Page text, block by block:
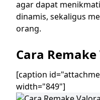
agar dapat
dinamis, sekaligus
orang.
Cara Remake
[caption
width="849"]